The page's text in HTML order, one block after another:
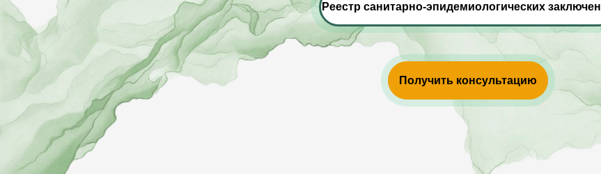
Получить консультацию
Реестр санитарно-эпидемиологических